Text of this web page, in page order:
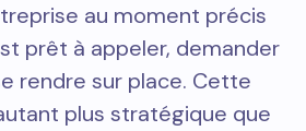
au moment précis
prêt à appeler, demander
rendre sur place. Cette
plus stratégique que